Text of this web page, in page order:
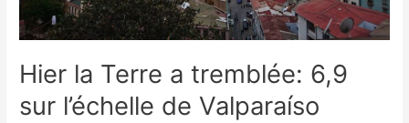
Hier la Terre a tremblée: 6,9
sur l’échelle de Valparaíso